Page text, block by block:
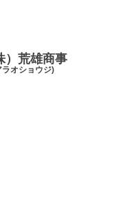
）荒雄商事
オショウジ)